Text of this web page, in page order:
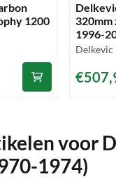
1200
320mm
1996-
Merk:
Delkevic
Prijs:
voor
1974)